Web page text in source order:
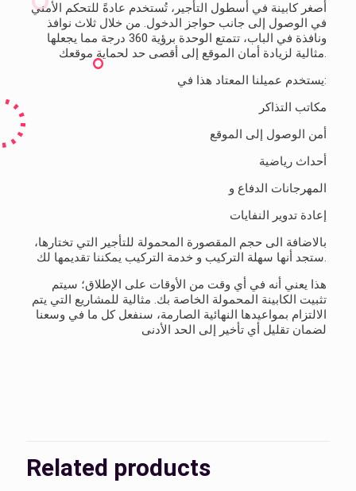
أصغر كابينة في أسطول التأجير، تُستخدم عادةً للتحكم الأمني
​​في الوصول إلى جانب حواجز الدخول. من خلال ثلاث نوافذ
ونافذة في الباب، تتمتع الوحدة برؤية 360 درجة مما يجعلها
مثالية لزيادة أمان الموقع إلى أقصى حد لحماية موقعك.
يستخدم عميلنا المعتاد هذا في:
مكاتب التذاكر
أمن الوصول إلى الموقع
أحداث رياضية
المهرجانات الدفاع و
إعادة تدوير النفايات
بالاضافة الى حجم المقصورة المحمولة للتأجير التي تختارها،
ستجد أنها سهلة التركيب و خدمة التركيب يمكننا تقديمها لك.
هذا يعني أنه في أي وقت من الأوقات على الإطلاق؛ سيتم
تثبيت الكابينة المحمولة الخاصة بك. مثالية للمشاريع التي يتم
الالتزام بمواعيدها النهائية الصارمة، سنفعل كل ما في وسعنا
لضمان تقليل أي تأخير إلى الحد الأدنى
Related products